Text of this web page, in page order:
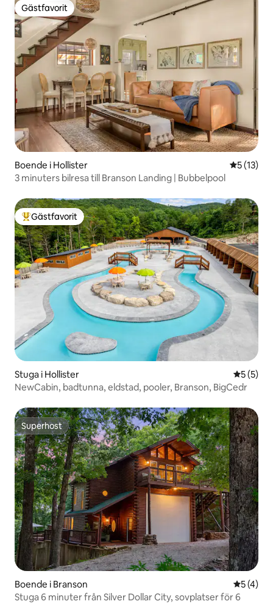
Gästfavorit
Gästfavorit
Boende i Hollister 5 av 5 i
5 (13)
3 minuters bilresa till Branson Landing | Bubbelpool
Populär gästfavorit
Gästfavorit
Stuga i Hollister 5 av 5 i
5 (5)
NewCabin, badtunna, eldstad, pooler, Branson, BigCedr
Superhost
Superhost
Boende i Branson 5 av 5 i
5 (4)
Stuga 6 minuter från Silver Dollar City, sovplatser för 6